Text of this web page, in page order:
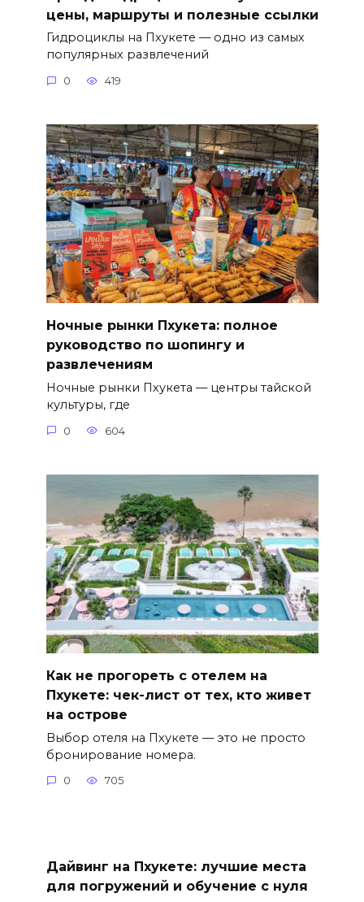
цены, маршруты и полезные ссылки
Гидроциклы на Пхукете — одно из самых
популярных развлечений
0 419
Ночные рынки Пхукета: полное
руководство по шопингу и
развлечениям
Ночные рынки Пхукета — центры тайской
культуры, где
0 604
Как не прогореть с отелем на
Пхукете: чек-лист от тех, кто живет
на острове
Выбор отеля на Пхукете — это не просто
бронирование номера.
0 705
Дайвинг на Пхукете: лучшие места
для погружений и обучение с нуля